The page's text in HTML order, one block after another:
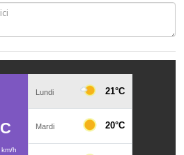
& Le Fressinois